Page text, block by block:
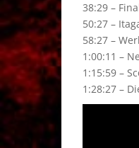
38:29 –
50:27 –
58:27 –
1:00:11 –
1:15:59 –
1:28:27 –